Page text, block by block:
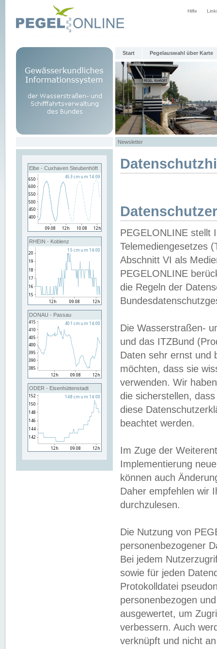
Hilfe
Start Pegelauswahl über Karte
Newsletter
Elbe - Cuxhaven Steubenhöft
RHEIN - Koblenz
DONAU - Passau
ODER - Eisenhüttenstadt
PEGELONLINE stellt
Telemediengesetzes
Abschnitt VI als
PEGELONLINE
die Regeln der
Die Wasserstraßen-
und das ITZBund
Daten sehr ernst und
möchten, dass sie
verwenden. Wir
die sicherstellen,
diese
beachtet werden.
Im Zuge der
Implementierung
können auch
Daher empfehlen wir
durchzulesen.
Die Nutzung von
personenbezogener
Bei jedem
sowie für jeden
Protokolldatei
personenbezogen
ausgewertet, um
verbessern. Auch
verknüpft und nicht